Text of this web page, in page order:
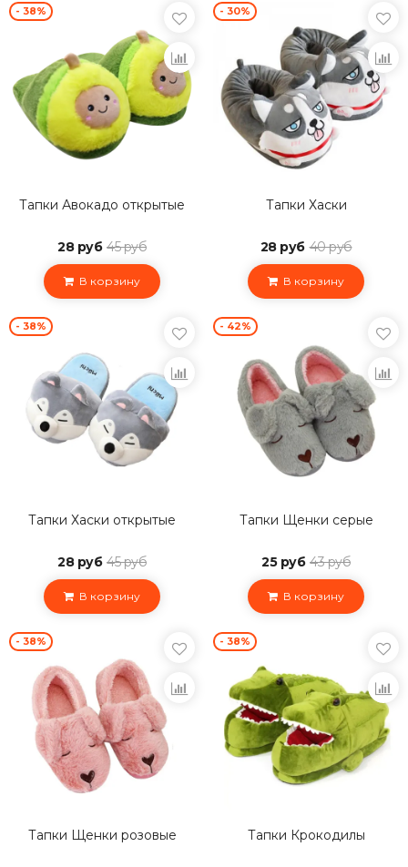
- 38%
Тапки Авокадо открытые
28 руб 45 руб
В корзину
- 30%
Тапки Хаски
28 руб 40 руб
В корзину
- 38%
Тапки Хаски открытые
28 руб 45 руб
В корзину
- 42%
Тапки Щенки серые
25 руб 43 руб
В корзину
- 38%
Тапки Щенки розовые
- 38%
Тапки Крокодилы